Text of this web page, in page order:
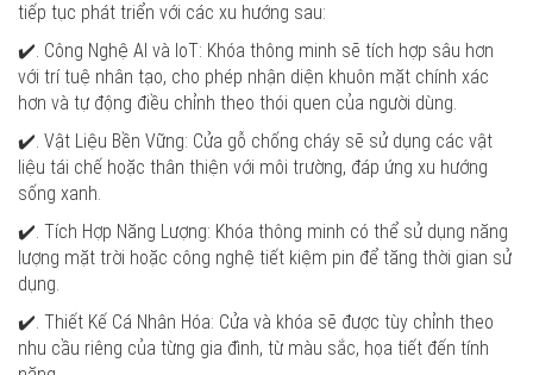
tiếp tục phát triển với các xu hướng sau:
✔️. Công Nghệ AI và IoT: Khóa thông minh sẽ tích hợp sâu hơn
với trí tuệ nhân tạo, cho phép nhận diện khuôn mặt chính xác
hơn và tự động điều chỉnh theo thói quen của người dùng.
✔️. Vật Liệu Bền Vững: Cửa gỗ chống cháy sẽ sử dụng các vật
liệu tái chế hoặc thân thiện với môi trường, đáp ứng xu hướng
sống xanh.
✔️. Tích Hợp Năng Lượng: Khóa thông minh có thể sử dụng năng
lượng mặt trời hoặc công nghệ tiết kiệm pin để tăng thời gian sử
dụng.
✔️. Thiết Kế Cá Nhân Hóa: Cửa và khóa sẽ được tùy chỉnh theo
nhu cầu riêng của từng gia đình, từ màu sắc, họa tiết đến tính